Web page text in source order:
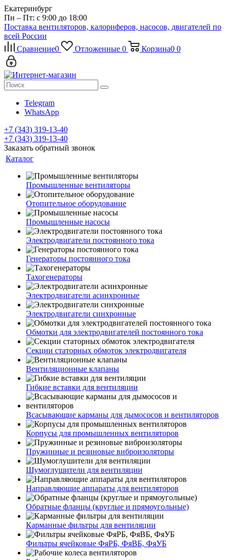
Екатеринбург
Пн – Пт: с 9:00 до 18:00
Поставка вентиляторов, калориферов, насосов, двигателей по
всей России
Сравнение0 Отложенные 0 Корзина0 0
Telegram
WhatsApp
+7 (343) 319-13-40
+7 (343) 319-13-40
Заказать обратный звонок
Каталог
Промышленные вентиляторы
Отопительное оборудование
Промышленные насосы
Электродвигатели постоянного тока
Генераторы постоянного тока
Тахогенераторы
Электродвигатели асинхронные
Электродвигатели синхронные
Обмотки для электродвигателей постоянного тока
Секции статорных обмоток электродвигателя
Вентиляционные клапаны
Гибкие вставки для вентиляции
Всасывающие карманы для дымососов и вентиляторов
Корпусы для промышленных вентиляторов
Пружинные и резиновые виброизоляторы
Шумоглушители для вентиляции
Направляющие аппараты для вентиляторов
Обратные фланцы (круглые и прямоугольные)
Карманные фильтры для вентиляции
Фильтры ячейковые ФяРБ, ФяВБ, ФяУБ